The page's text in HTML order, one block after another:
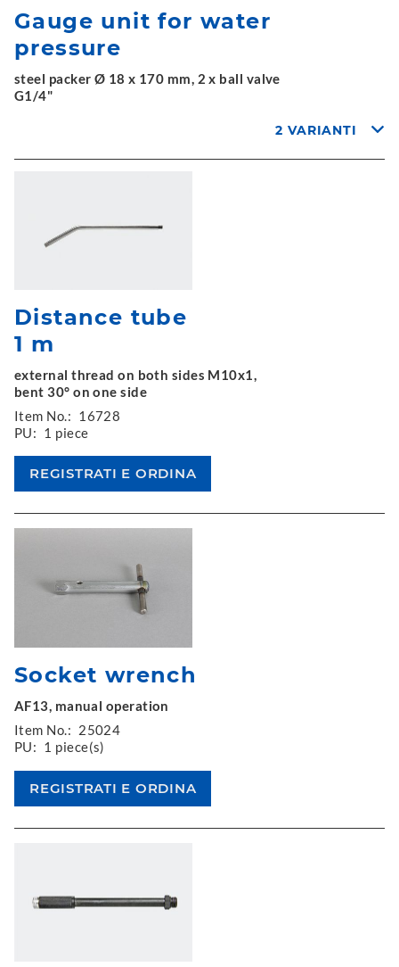
Gauge unit for water
pressure
steel packer Ø 18 x 170 mm, 2 x ball valve
G1/4"
2 VARIANTI
Distance tube
1 m
external thread on both sides M10x1,
bent 30° on one side
Item No.: 16728
PU: 1 piece
Socket wrench
AF13, manual operation
Item No.: 25024
PU: 1 piece(s)